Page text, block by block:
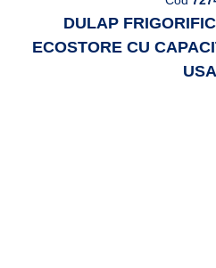
DULAP
ECOSTORE CU
USA